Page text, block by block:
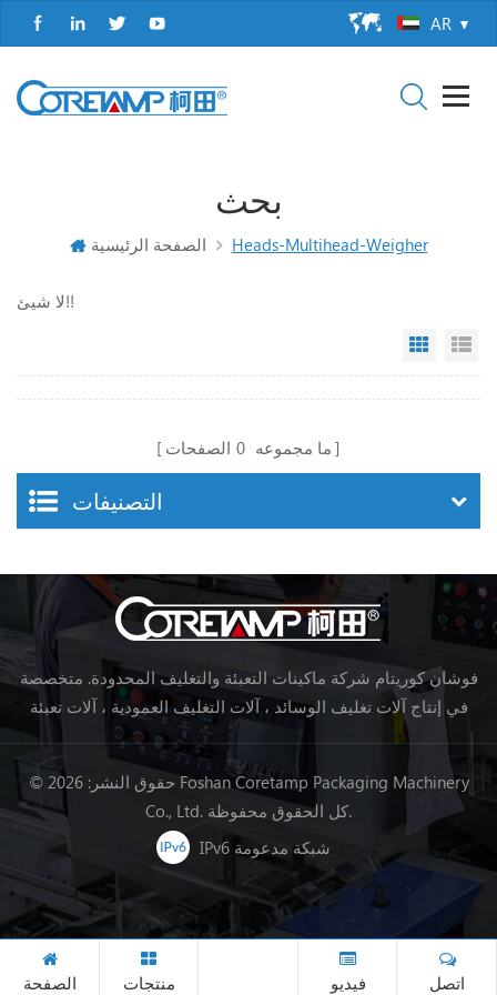
AR
بحث
الصفحة الرئيسية Heads-Multihead-Weigher
لا شيئ!!
Grid
ما مجموعه 0 الصفحات
التصنيفات
فوشان كوريتام شركة ماكينات التعبئة والتغليف المحدودة. متخصصة
في إنتاج آلات تغليف الوسائد ، آلات التغليف العمودية ، آلات تعبئة
خط تجهيز الأغذية ، آلات تغليف الخضروات ، آلات التعبئة والتغليف ،
© حقوق النشر: 2026 Foshan Coretamp Packaging Machinery
Co., Ltd. كل الحقوق محفوظة.
IPv6 شبكة مدعومة
الصفحة منتجات فيديو اتصل